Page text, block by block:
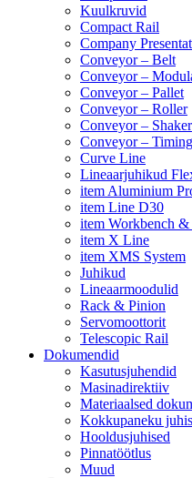
Kuulkruvid
Compact Rail
Company
Conveyor – Belt
Conveyor –
Conveyor – Pallet
Conveyor – Roller
Conveyor – Shaker
Conveyor –
Curve Line
Lineaarjuhikud
item Aluminium
item Line D30
item Workbench
item X Line
item XMS System
Juhikud
Lineaarmoodulid
Rack & Pinion
Servomoottorit
Telescopic Rail
Dokumendid
Kasutusjuhendid
Masinadirektiiv
Materiaalsed
Kokkupaneku
Hooldusjuhised
Pinnatöötlus
Muud